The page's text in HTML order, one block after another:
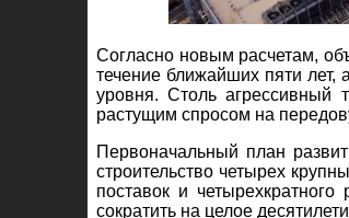
Согласно новым расчетам,
течение ближайших пяти лет,
уровня. Столь агрессивный
растущим спросом на
Первоначальный план
строительство четырех
поставок и
сократить на целое